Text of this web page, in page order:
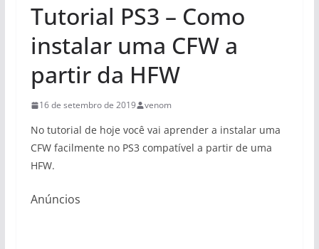
Tutorial PS3 – Como
instalar uma CFW a
partir da HFW
16 de setembro de 2019 venom
No tutorial de hoje você vai aprender a instalar uma
CFW facilmente no PS3 compatível a partir de uma
HFW.
Anúncios